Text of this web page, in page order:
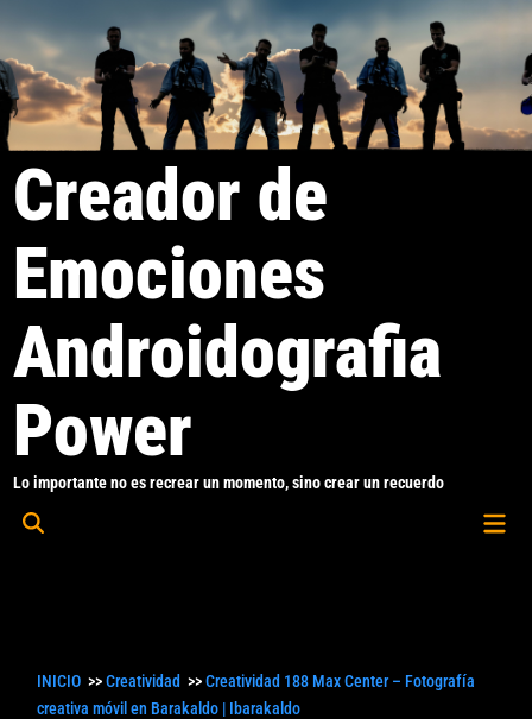
al
contenido
Creador de
Emociones
Androidografia
Power
Lo importante no es recrear un momento, sino crear un recuerdo
Abrir
INICIO >>Creatividad >>Creatividad 188 Max Center – Fotografía
creativa móvil en Barakaldo | Ibarakaldo